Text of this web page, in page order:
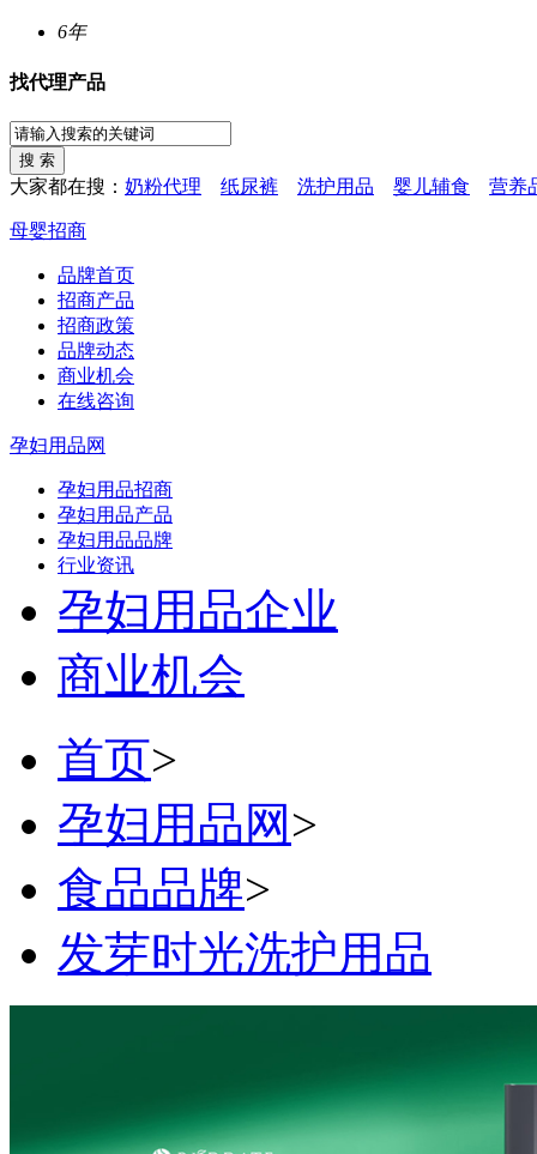
6年
找代理产品
大家都在搜： 奶粉代理 纸尿裤 洗护用品 婴儿辅食 营养
母婴招商
品牌首页
招商产品
招商政策
品牌动态
商业机会
在线咨询
孕妇用品网
孕妇用品招商
孕妇用品产品
孕妇用品品牌
行业资讯
孕妇用品企业
商业机会
首页>
孕妇用品网 >
食品品牌>
发芽时光洗护用品